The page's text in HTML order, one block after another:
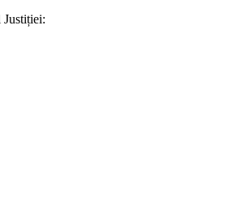
Justiției: